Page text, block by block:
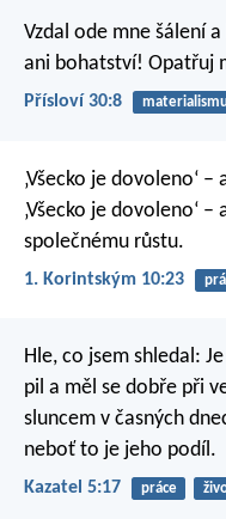
Vzdal ode mne šálení
ani bohatství! Opatřuj
Přísloví 30:8
‚Všecko je dovoleno‘
‚Všecko je dovoleno‘
společnému růstu.
1. Korintským 10:23
Hle, co jsem shledal:
pil a měl se dobře při
sluncem v časných
neboť to je jeho podíl.
Kazatel 5:17 práce